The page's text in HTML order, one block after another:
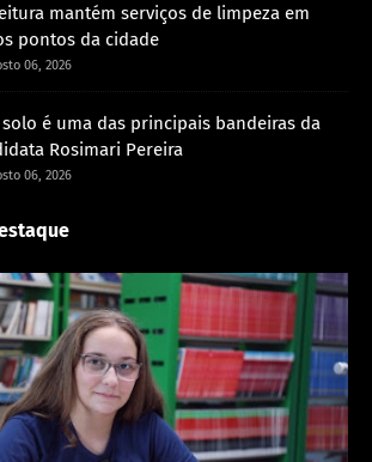
mantém serviços de limpeza em
pontos da cidade
06, 2026
solo é uma das principais bandeiras da
Rosimari Pereira
06, 2026